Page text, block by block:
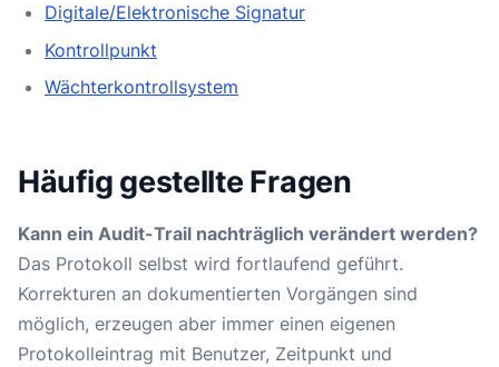
Digitale/Elektronische Signatur
Kontrollpunkt
Wächterkontrollsystem
Häufig gestellte Fragen
Kann ein Audit-Trail nachträglich verändert werden?
Das Protokoll selbst wird fortlaufend geführt.
Korrekturen an dokumentierten Vorgängen sind
möglich, erzeugen aber immer einen eigenen
Protokolleintrag mit Benutzer, Zeitpunkt und